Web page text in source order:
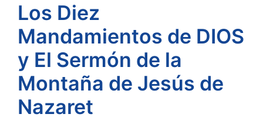
Los Diez
Mandamientos de DIOS
y El Sermón de la
Montaña de Jesús de
Nazaret